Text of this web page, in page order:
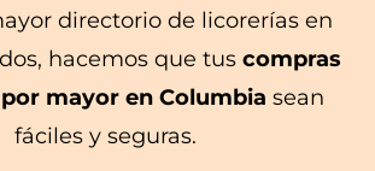
directorio de licorerías en
hacemos que tuscompras
mayor en Columbia sean
fáciles y seguras.